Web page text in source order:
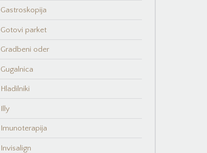
Gastroskopija
Gotovi parket
Gradbeni oder
Gugalnica
Hladilniki
Illy
Imunoterapija
Invisalign